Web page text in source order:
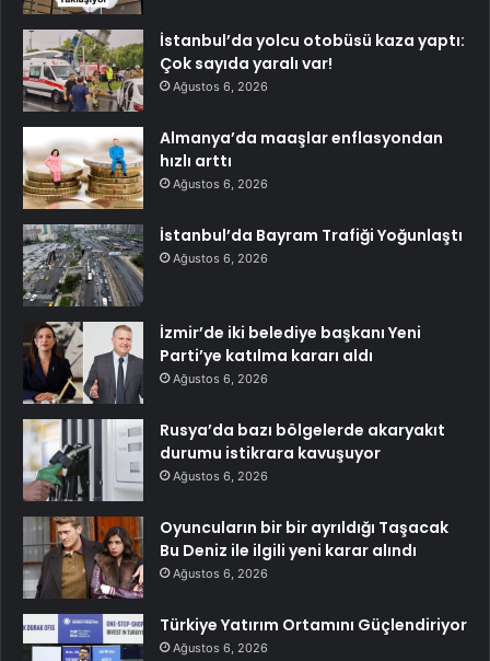
İstanbul’da yolcu otobüsü kaza yaptı:
Çok sayıda yaralı var!
Ağustos 6, 2026
Almanya’da maaşlar enflasyondan
hızlı arttı
Ağustos 6, 2026
İstanbul’da Bayram Trafiği Yoğunlaştı
Ağustos 6, 2026
İzmir’de iki belediye başkanı Yeni
Parti’ye katılma kararı aldı
Ağustos 6, 2026
Rusya’da bazı bölgelerde akaryakıt
durumu istikrara kavuşuyor
Ağustos 6, 2026
Oyuncuların bir bir ayrıldığı Taşacak
Bu Deniz ile ilgili yeni karar alındı
Ağustos 6, 2026
Türkiye Yatırım Ortamını Güçlendiriyor
Ağustos 6, 2026